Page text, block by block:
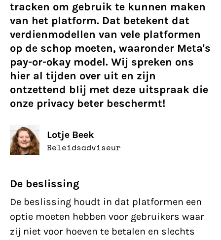
tracken om gebruik te kunnen maken
van het platform. Dat betekent dat
verdienmodellen van vele platformen
op de schop moeten, waaronder Meta's
pay-or-okay model. Wij spreken ons
hier al tijden over uit en zijn
ontzettend blij met deze uitspraak die
onze privacy beter beschermt!
Lotje Beek
Beleidsadviseur
De beslissing
De beslissing houdt in dat platformen een
optie moeten hebben voor gebruikers waar
zij niet voor hoeven te betalen en slechts